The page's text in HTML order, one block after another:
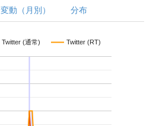
変動（月別） 分布
Twitter (通常) Twitter (RT)